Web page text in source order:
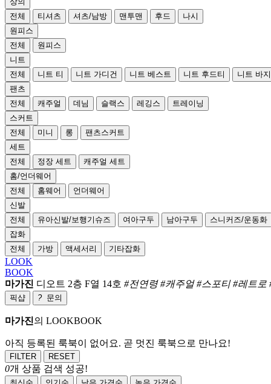
전체
티셔츠 셔츠/남방 맨투맨 후드
나시
원피스
전체
원피스
니트
전체
니트 티 니트 가디건 니트 베스트 니트 후드티
니트 바지
팬츠
전체
캐주얼 데님 슬랙스 레깅스
트레이닝
스커트
전체
미니 롱
팬츠스커트
세트
전체
정장 세트
캐주얼 세트
홈/언더웨어
전체
홈웨어
언더웨어
신발
전체
유아신발/보행기슈즈 여아구두 남아구두 스니커즈/운동화
잡화
전체
가방 액세서리 기타잡화
LOOK
BOOK
마가진 디오트 2층 F열 14호 #전연령 #캐주얼 #스포티 #레트로
픽샵 ? 문의
마가진의 LOOKBOOK
아직 등록된 룩북이 없어요. 곧 멋진 룩북으로 만나요!
FILTER RESET
0개 상품 검색 성공!